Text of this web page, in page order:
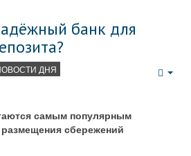
банк для
ДНЯ
самым популярным
сбережений